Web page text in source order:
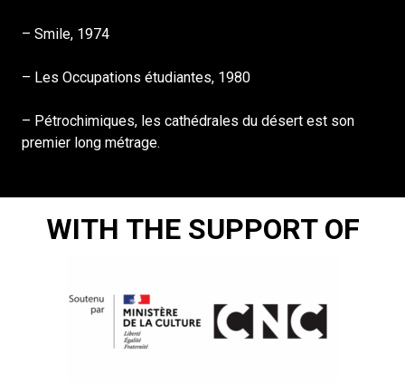
– Smile, 1974
– Les Occupations étudiantes, 1980
– Pétrochimiques, les cathédrales du désert est son
premier long métrage.
WITH THE SUPPORT OF